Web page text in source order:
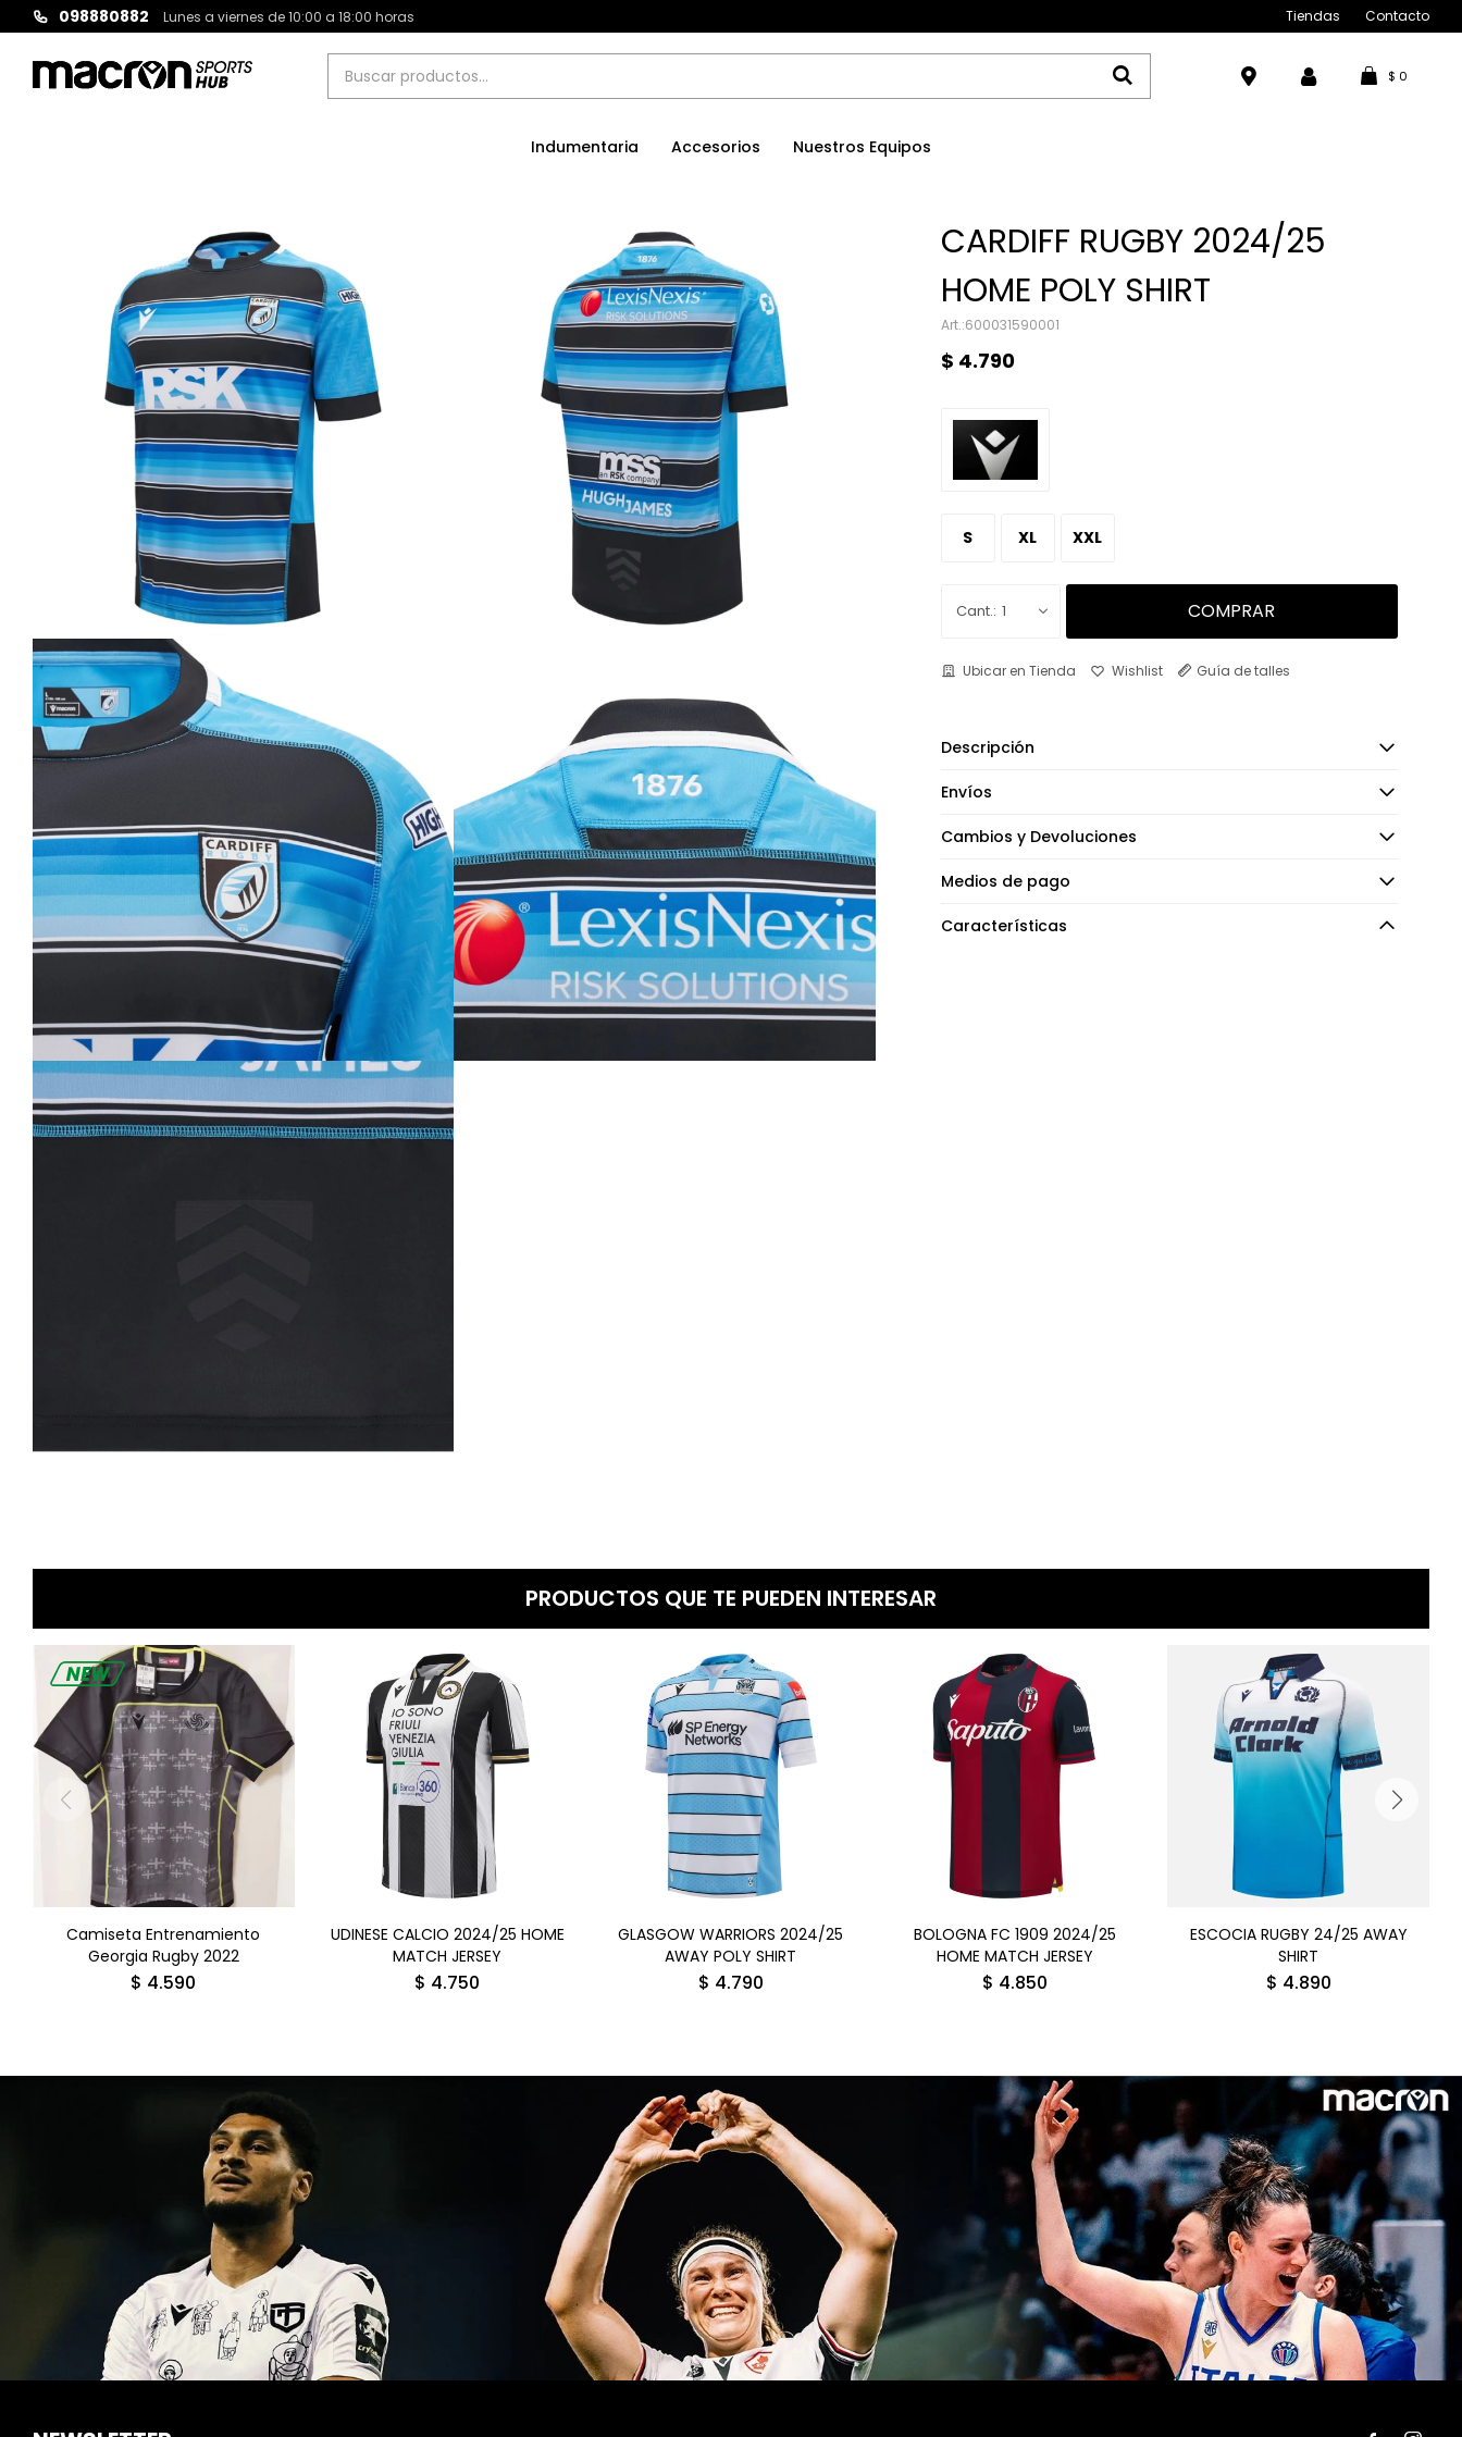
Indumentaria Accesorios Nuestros Equipos
$ 0
098880882 Lunes a viernes de 10:00 a 18:00 horas Tiendas Contacto
CARDIFF RUGBY 2024/25
HOME POLY SHIRT
600031590001
$ 4.790
S XL XXL
1 COMPRAR
Ubicar en Tienda Guía de talles
Descripción
Envíos
Cambios y Devoluciones
Medios de pago
Características
PRODUCTOS QUE TE PUEDEN INTERESAR
Camiseta Entrenamiento
Georgia Rugby 2022
$ 4.590
UDINESE CALCIO 2024/25 HOME
MATCH JERSEY
$ 4.750
GLASGOW WARRIORS 2024/25
AWAY POLY SHIRT
$ 4.790
BOLOGNA FC 1909 2024/25
HOME MATCH JERSEY
$ 4.850
ESCOCIA RUGBY 24/25 AWAY
SHIRT
$ 4.890